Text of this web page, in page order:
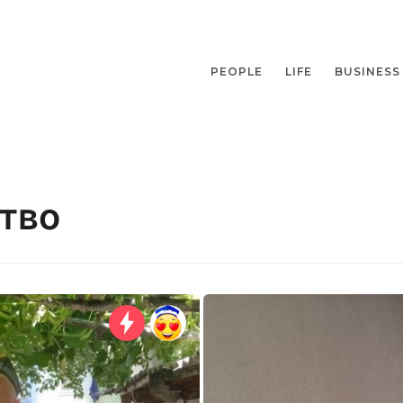
PEOPLE LIFE BUSINESS